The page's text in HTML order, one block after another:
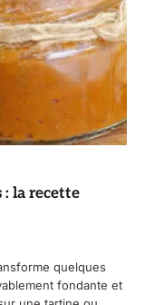
: la recette
quelques
fondante et